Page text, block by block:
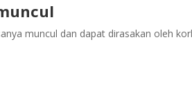
muncul dan dapat dirasakan oleh